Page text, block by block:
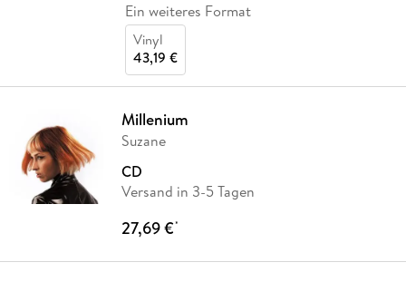
Ein weiteres Format
Vinyl
43,19 €
Millenium
Suzane
CD
Versand in 3-5 Tagen
27,69 €*